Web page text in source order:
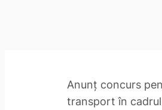
Anunț concurs
transport în